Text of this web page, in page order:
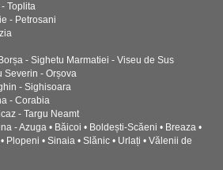
Toplita
- Petrosani
- Sighetu Marmatiei - Viseu de Sus
Severin - Orșova
- Sighisoara
- Corabia
- Targu Neamt
- Azuga • Băicoi • Boldești-Scăeni • Breaza •
Plopeni • Sinaia • Slănic • Urlați • Vălenii de